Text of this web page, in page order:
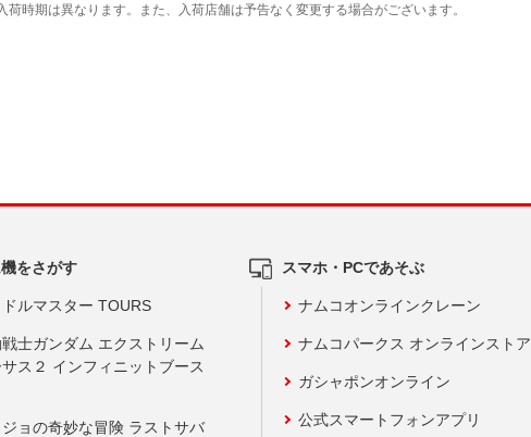
をさがす
ルマスター TOURS
士ガンダム エクストリーム
ス２ インフィニットブース
ョの奇妙な冒険 ラストサバ
スマホ・PCであそぶ
ナムコオンラインクレーン
ナムコパークス オンラインストア
ガシャポンオンライン
公式スマートフォンアプリ